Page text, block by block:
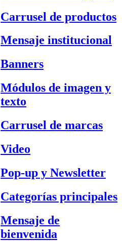
Carrusel de productos
Mensaje institucional
Banners
Módulos de imagen y
texto
Carrusel de marcas
Video
Pop-up y Newsletter
Categorías principales
Mensaje de
bienvenida